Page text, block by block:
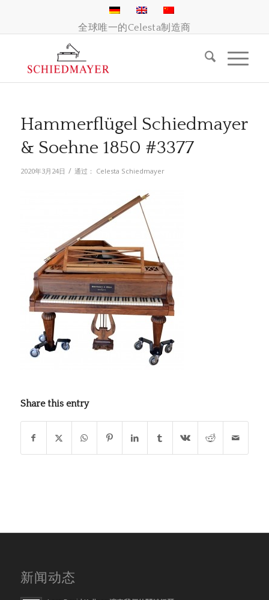
全球唯一的Celesta制造商
Hammerflügel Schiedmayer
& Soehne 1850 #3377
2020年3月24日 / 通过： Celesta Schiedmayer
Share this entry
新闻动态